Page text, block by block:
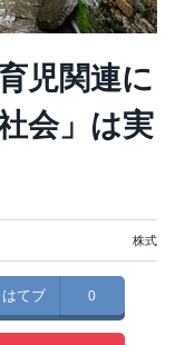
児関連に
会」は実
株式
はてブ 0